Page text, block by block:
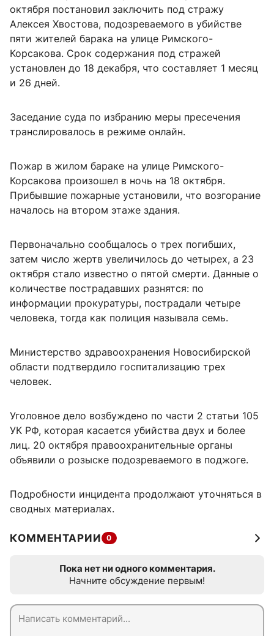
октября постановил заключить под стражу
Алексея Хвостова, подозреваемого в убийстве
пяти жителей барака на улице Римского-
Корсакова. Срок содержания под стражей
установлен до 18 декабря, что составляет 1 месяц
и 26 дней.
Заседание суда по избранию меры пресечения
транслировалось в режиме онлайн.
Пожар в жилом бараке на улице Римского-
Корсакова произошел в ночь на 18 октября.
Прибывшие пожарные установили, что возгорание
началось на втором этаже здания.
Первоначально сообщалось о трех погибших,
затем число жертв увеличилось до четырех, а 23
октября стало известно о пятой смерти. Данные о
количестве пострадавших разнятся: по
информации прокуратуры, пострадали четыре
человека, тогда как полиция называла семь.
Министерство здравоохранения Новосибирской
области подтвердило госпитализацию трех
человек.
Уголовное дело возбуждено по части 2 статьи 105
УК РФ, которая касается убийства двух и более
лиц. 20 октября правоохранительные органы
объявили о розыске подозреваемого в поджоге.
Подробности инцидента продолжают уточняться в
сводных материалах.
КОММЕНТАРИИ 0
Пока нет ни одного комментария.
Начните обсуждение первым!